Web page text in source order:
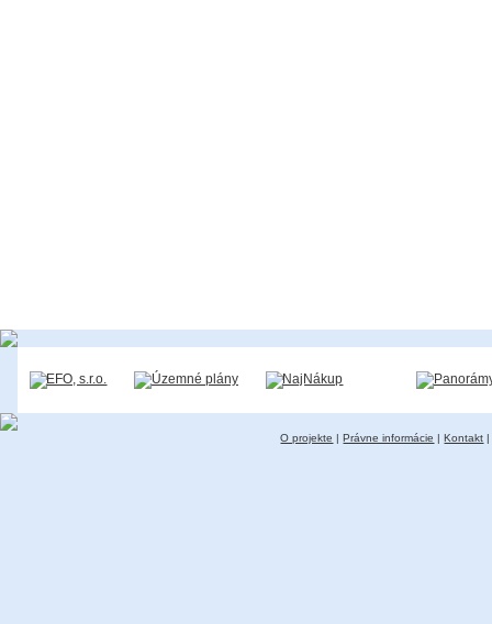
O projekte |Právne informácie |Kontakt